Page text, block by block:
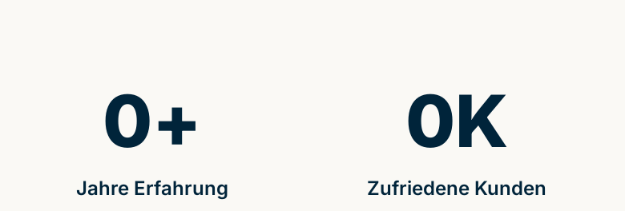
Jahre Erfahrung
0+
Zufriedene Kunden
0K